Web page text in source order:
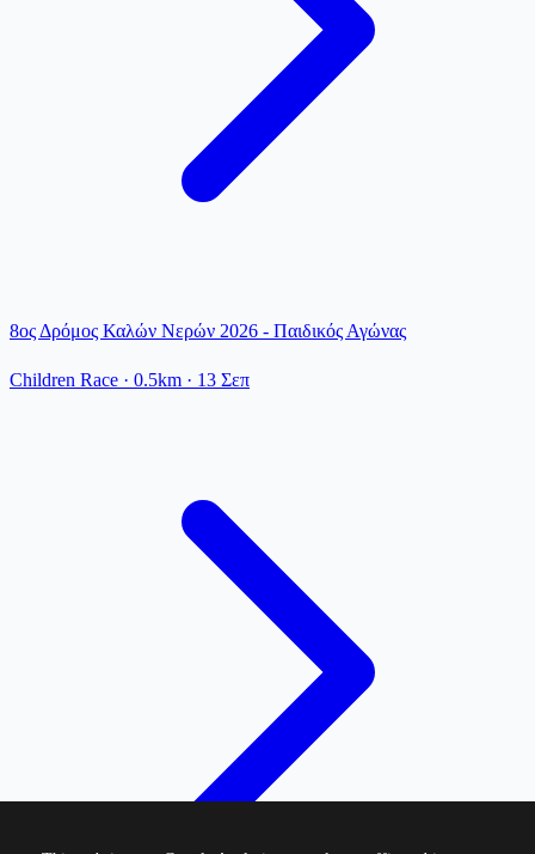
8ος Δρόμος Καλών Νερών 2026 - Παιδικός Αγώνας
Children Race · 0.5km · 13 Σεπ